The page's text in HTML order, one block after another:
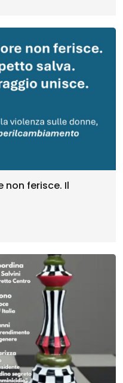
non ferisce. Il